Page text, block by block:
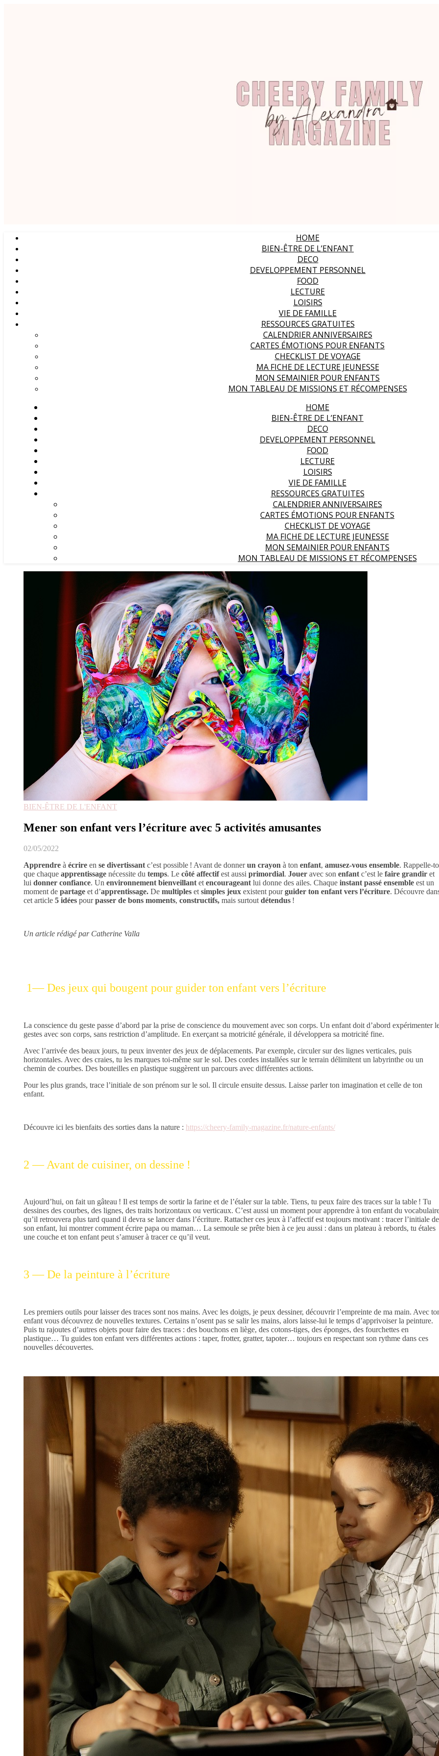
HOME
BIEN-ÊTRE DE L’ENFANT
DECO
DEVELOPPEMENT PERSONNEL
FOOD
LECTURE
LOISIRS
VIE DE FAMILLE
RESSOURCES GRATUITES
CALENDRIER ANNIVERSAIRES
CARTES ÉMOTIONS POUR ENFANTS
CHECKLIST DE VOYAGE
MA FICHE DE LECTURE JEUNESSE
MON SEMAINIER POUR ENFANTS
MON TABLEAU DE MISSIONS ET RÉCOMPENSES
HOME
BIEN-ÊTRE DE L’ENFANT
DECO
DEVELOPPEMENT PERSONNEL
FOOD
LECTURE
LOISIRS
VIE DE FAMILLE
RESSOURCES GRATUITES
CALENDRIER ANNIVERSAIRES
CARTES ÉMOTIONS POUR ENFANTS
CHECKLIST DE VOYAGE
MA FICHE DE LECTURE JEUNESSE
MON SEMAINIER POUR ENFANTS
MON TABLEAU DE MISSIONS ET RÉCOMPENSES
BIEN-ÊTRE DE L'ENFANT
Mener son enfant vers l’écriture avec 5 activités amusantes
02/05/2022
Apprendre à écrire en se divertissant c’est possible ! Avant de donnerun crayon à ton enfant, amusez-vous ensemble. Rappelle-
que chaque apprentissage nécessite du temps. Le côté affectifest aussi primordial. Jouer avec son enfant c’est le faire grandir et
lui donner confiance. Un environnement bienveillant et encourageant lui donne des ailes. Chaque instant passé ensemble est un
moment de partage et d’apprentissage. De multiples et simples jeux existent pourguider ton enfant vers l’écriture. Découvre
cet article 5 idées pourpasser de bons moments, constructifs, mais surtout détendus !
Un article rédigé par Catherine Valla
1— Des jeux qui bougent pour guider ton enfant vers l’écriture
La conscience du geste passe d’abord par la prise de conscience du mouvement avec son corps. Un enfant doit d’abord expérimenter
gestes avec son corps, sans restriction d’amplitude. En exerçant sa motricité générale, il développera sa motricité fine.
Avec l’arrivée des beaux jours, tu peux inventer des jeux de déplacements. Par exemple, circuler sur des lignes verticales, puis
horizontales. Avec des craies, tu les marques toi-même sur le sol. Des cordes installées sur le terrain délimitent un labyrinthe ou un
chemin de courbes. Des bouteilles en plastique suggèrent un parcours avec différentes actions.
Pour les plus grands, trace l’initiale de son prénom sur le sol. Il circule ensuite dessus. Laisse parler ton imagination et celle de ton
enfant.
Découvre ici les bienfaits des sorties dans la nature : https://cheery-family-magazine.fr/nature-enfants/
2 — Avant de cuisiner, on dessine !
Aujourd’hui, on fait un gâteau ! Il est temps de sortir la farine et de l’étaler sur la table. Tiens, tu peux faire des traces sur la table ! Tu
dessines des courbes, des lignes, des traits horizontaux ou verticaux. C’est aussi un moment pour apprendre à ton enfant du
qu’il retrouvera plus tard quand il devra se lancer dans l’écriture. Rattacher ces jeux à l’affectif est toujours motivant : tracer l’initiale de
son enfant, lui montrer comment écrire papa ou maman… La semoule se prête bien à ce jeu aussi : dans un plateau à rebords, tu étales
une couche et ton enfant peut s’amuser à tracer ce qu’il veut.
3 — De la peinture à l’écriture
Les premiers outils pour laisser des traces sont nos mains. Avec les doigts, je peux dessiner, découvrir l’empreinte de ma main. Avec
enfant vous découvrez de nouvelles textures. Certains n’osent pas se salir les mains, alors laisse-lui le temps d’apprivoiser la peinture.
Puis tu rajoutes d’autres objets pour faire des traces : des bouchons en liège, des cotons-tiges, des éponges, des fourchettes en
plastique… Tu guides ton enfant vers différentes actions : taper, frotter, gratter, tapoter… toujours en respectant son rythme dans ces
nouvelles découvertes.